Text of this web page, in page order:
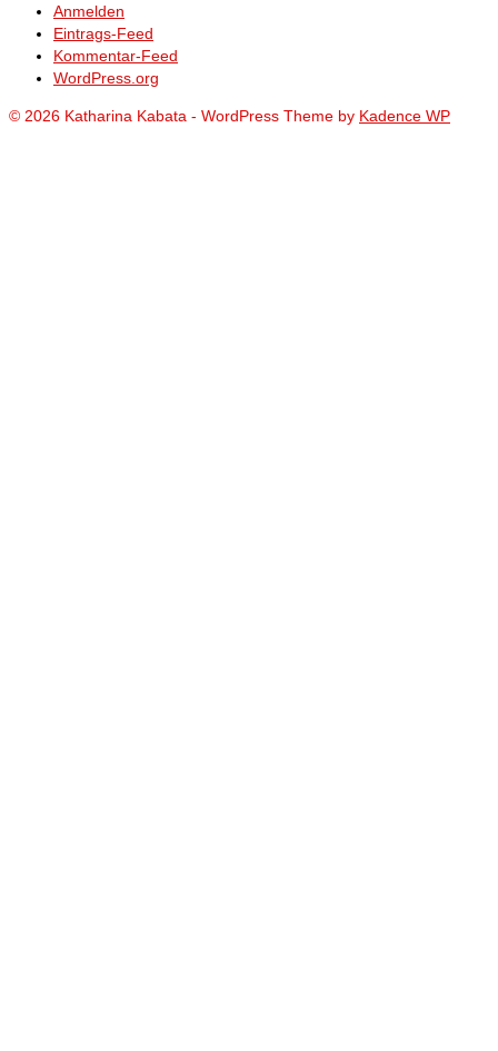
Anmelden
Eintrags-Feed
Kommentar-Feed
WordPress.org
© 2026 Katharina Kabata - WordPress Theme by Kadence WP